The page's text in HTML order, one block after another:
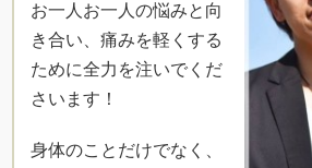
お一人お一人の悩みと向
き合い、痛みを軽くする
ために全力を注いでくだ
さいます！
身体のことだけでなく、